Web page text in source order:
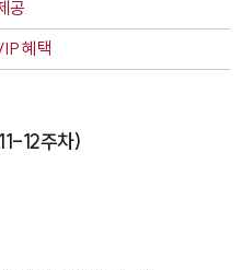
공
혜택
12주차)